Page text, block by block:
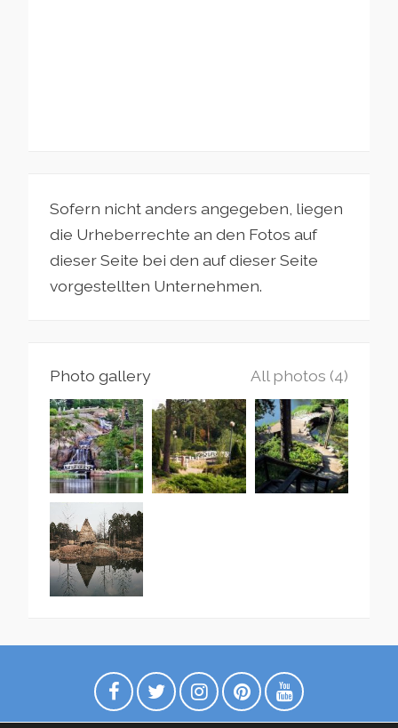
Sofern nicht anders angegeben, liegen
die Urheberrechte an den Fotos auf
dieser Seite bei den auf dieser Seite
vorgestellten Unternehmen.
Photo gallery All photos (4)